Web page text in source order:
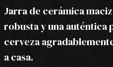
Jarra de cerámica
robusta y una auténtica
cerveza
a casa.